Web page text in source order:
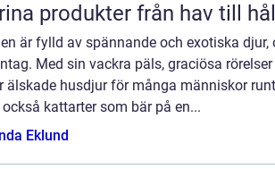
Marina produkter från
är fylld av spännande och exotiska djur,
Med sin vackra päls, graciösa
älskade husdjur för många människor
kattarter som bär på en...
Eklund